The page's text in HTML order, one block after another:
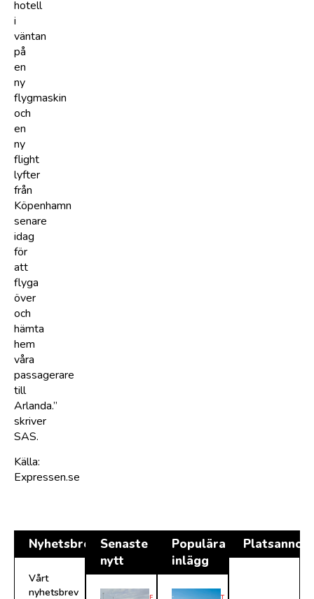
hotell
i
väntan
på
en
ny
flygmaskin
och
en
ny
flight
lyfter
från
Köpenhamn
senare
idag
för
att
flyga
över
och
hämta
hem
våra
passagerare
till
Arlanda.”
skriver
SAS.
Källa:
Expressen.se
Nyhetsbrev
Vårt
nyhetsbrev
Senaste
nytt
F
Populära
inlägg
T